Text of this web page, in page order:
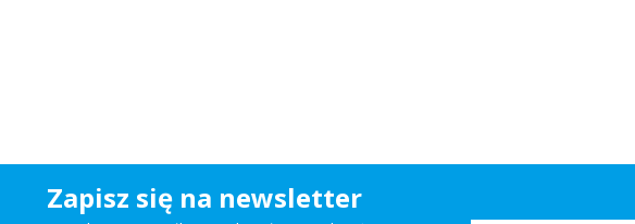
Zapisz się na newsletter